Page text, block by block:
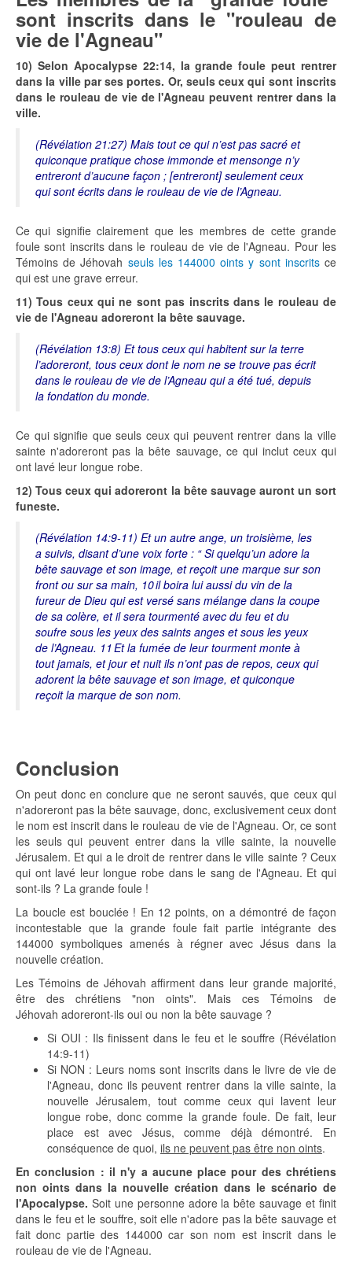
sont inscrits dans le "rouleau de
vie de l'Agneau"
10) Selon Apocalypse 22:14, la grande foule peut rentrer
dans la ville par ses portes. Or, seuls ceux qui sont inscrits
dans le rouleau de vie de l'Agneau peuvent rentrer dans la
ville.
(Révélation 21:27) Mais tout ce qui n’est pas sacré et
quiconque pratique chose immonde et mensonge n’y
entreront d’aucune façon ; [entreront] seulement ceux
qui sont écrits dans le rouleau de vie de l’Agneau.
Ce qui signifie clairement que les membres de cette grande
foule sont inscrits dans le rouleau de vie de l'Agneau. Pour les
Témoins de Jéhovah seuls les 144000 oints y sont inscritsce
qui est une grave erreur.
11) Tous ceux qui ne sont pas inscrits dans le rouleau de
vie de l'Agneau adoreront la bête sauvage.
(Révélation 13:8) Et tous ceux qui habitent sur la terre
l’adoreront, tous ceux dont le nom ne se trouve pas écrit
dans le rouleau de vie de l’Agneau qui a été tué, depuis
la fondation du monde.
Ce qui signifie que seuls ceux qui peuvent rentrer dans la ville
sainte n'adoreront pas la bête sauvage, ce qui inclut ceux qui
ont lavé leur longue robe.
12) Tous ceux qui adoreront la bête sauvage auront un sort
funeste.
(Révélation 14:9-11) Et un autre ange, un troisième, les
a suivis, disant d’une voix forte : “ Si quelqu’un adore la
bête sauvage et son image, et reçoit une marque sur son
front ou sur sa main, 10 il boira lui aussi du vin de la
fureur de Dieu qui est versé sans mélange dans la coupe
de sa colère, et il sera tourmenté avec du feu et du
soufre sous les yeux des saints anges et sous les yeux
de l’Agneau. 11 Et la fumée de leur tourment monte à
tout jamais, et jour et nuit ils n’ont pas de repos, ceux qui
adorent la bête sauvage et son image, et quiconque
reçoit la marque de son nom.
Conclusion
On peut donc en conclure que ne seront sauvés, que ceux qui
n'adoreront pas la bête sauvage, donc, exclusivement ceux dont
le nom est inscrit dans le rouleau de vie de l'Agneau. Or, ce sont
les seuls qui peuvent entrer dans la ville sainte, la nouvelle
Jérusalem. Et qui a le droit de rentrer dans le ville sainte ? Ceux
qui ont lavé leur longue robe dans le sang de l'Agneau. Et qui
sont-ils ? La grande foule !
La boucle est bouclée ! En 12 points, on a démontré de façon
incontestable que la grande foule fait partie intégrante des
144000 symboliques amenés à régner avec Jésus dans la
nouvelle création.
Les Témoins de Jéhovah affirment dans leur grande majorité,
être des chrétiens "non oints". Mais ces Témoins de
Jéhovah adoreront-ils oui ou non la bête sauvage ?
Si OUI : Ils finissent dans le feu et le souffre (Révélation
14:9-11)
Si NON : Leurs noms sont inscrits dans le livre de vie de
l'Agneau, donc ils peuvent rentrer dans la ville sainte, la
nouvelle Jérusalem, tout comme ceux qui lavent leur
longue robe, donc comme la grande foule. De fait, leur
place est avec Jésus, comme déjà démontré. En
conséquence de quoi, ils ne peuvent pas être non oints.
En conclusion : il n'y a aucune place pour des chrétiens
non oints dans la nouvelle création dans le scénario de
l'Apocalypse. Soit une personne adore la bête sauvage et finit
dans le feu et le souffre, soit elle n'adore pas la bête sauvage et
fait donc partie des 144000 car son nom est inscrit dans le
rouleau de vie de l'Agneau.